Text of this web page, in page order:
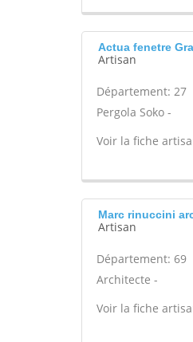
Actua fenetre
Artisan
Département: 27
Pergola Soko -
Voir la fiche
Marc rinuccini
Artisan
Département: 69
Architecte -
Voir la fiche